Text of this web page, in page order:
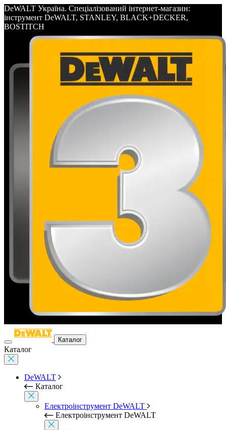
DeWALT Україна. Спеціалізований інтернет-магазин:
інструмент DeWALT, STANLEY, BLACK+DECKER,
BOSTITCH
Каталог
Каталог
DeWALT
Каталог
Електроінструмент DeWALT
Електроінструмент DeWALT